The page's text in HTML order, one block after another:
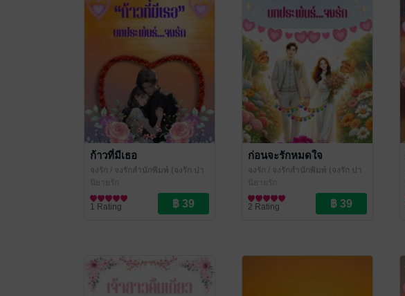
ก้าวที่มีเธอ
จงรัก / จงรักสำนักพิมพ์ (จงรัก ปา
ราวตรี หยาดน้ำค้าง ปราณชนก)
นิยายรัก
1 Rating
ก่อนจะรักหมดใจ
จงรัก / จงรักสำนักพิมพ์ (จงรัก ปา
ราวตรี หยาดน้ำค้าง ปราณชนก)
นิยายรัก
2 Rating